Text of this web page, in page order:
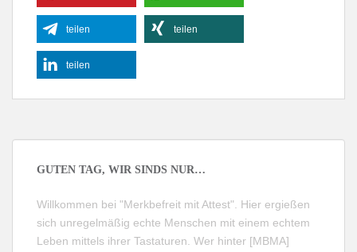
teilen teilen
teilen
GUTEN TAG, WIR SINDS NUR…
Willkommen bei "Merkbefreit mit Attest". Hier ergießen
sich unregelmäßig echte Menschen mit einem echtem
Leben mittels ihrer Tastaturen. Wer hinter [MBMA]